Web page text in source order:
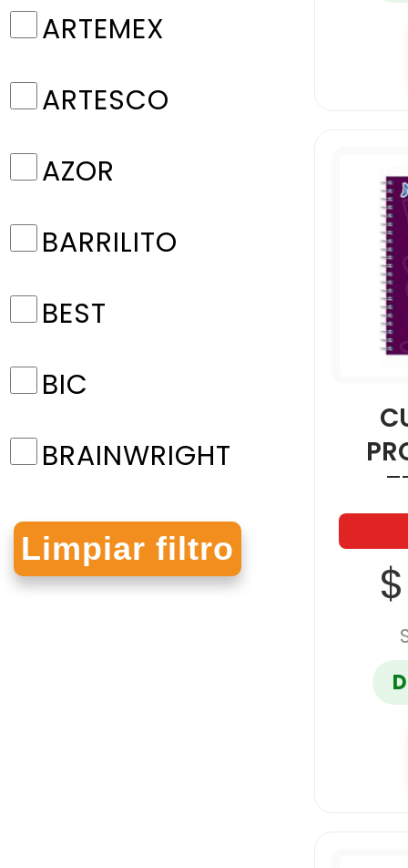
ARTEMEX
ARTESCO
AZOR
BARRILITO
BEST
BIC
BRAINWRIGHT
CBI LIMPIEZA
CELOSEDA